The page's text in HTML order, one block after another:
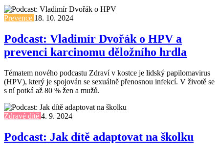
Prevence 18. 10. 2024
Podcast: Vladimír Dvořák o HPV a
prevenci karcinomu děložního hrdla
Tématem nového podcastu Zdraví v kostce je lidský papilomavirus
(HPV), který je spojován se sexuálně přenosnou infekcí. V životě se
s ní potká až 80 % žen a mužů.
Zdravé dítě 4. 9. 2024
Podcast: Jak dítě adaptovat na školku